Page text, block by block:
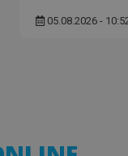
05.08.2026 -